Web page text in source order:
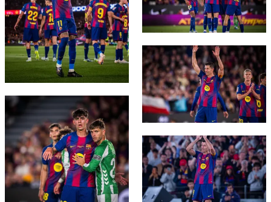
FC Barcelona club badge
FC Barcelona club badge
FC Barcelona club badge